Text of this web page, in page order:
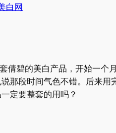
白网
碧的美白产品，开始一个
那段时间气色不错。后来
定要整套的用吗？